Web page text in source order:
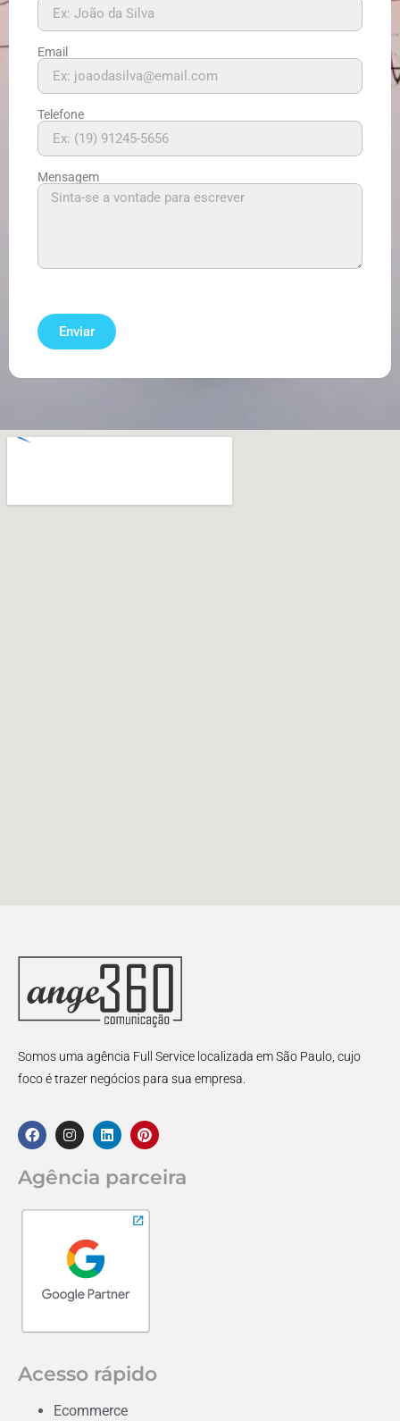
Email
Telefone
Mensagem
Enviar
Somos uma agência Full Service localizada em São Paulo, cujo
foco é trazer negócios para sua empresa.
Agência parceira
Acesso rápido
Ecommerce